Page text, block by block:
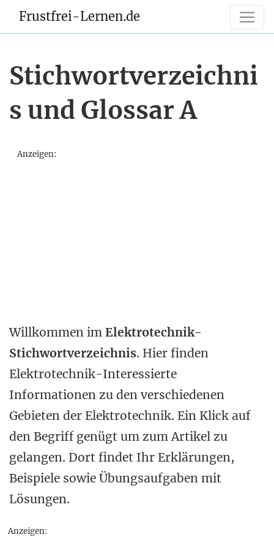
Frustfrei-Lernen.de
Stichwortverzeichni
s und Glossar A
Anzeigen:
Willkommen im Elektrotechnik-
Stichwortverzeichnis. Hier finden
Elektrotechnik-Interessierte
Informationen zu den verschiedenen
Gebieten der Elektrotechnik. Ein Klick auf
den Begriff genügt um zum Artikel zu
gelangen. Dort findet Ihr Erklärungen,
Beispiele sowie Übungsaufgaben mit
Lösungen.
Anzeigen: